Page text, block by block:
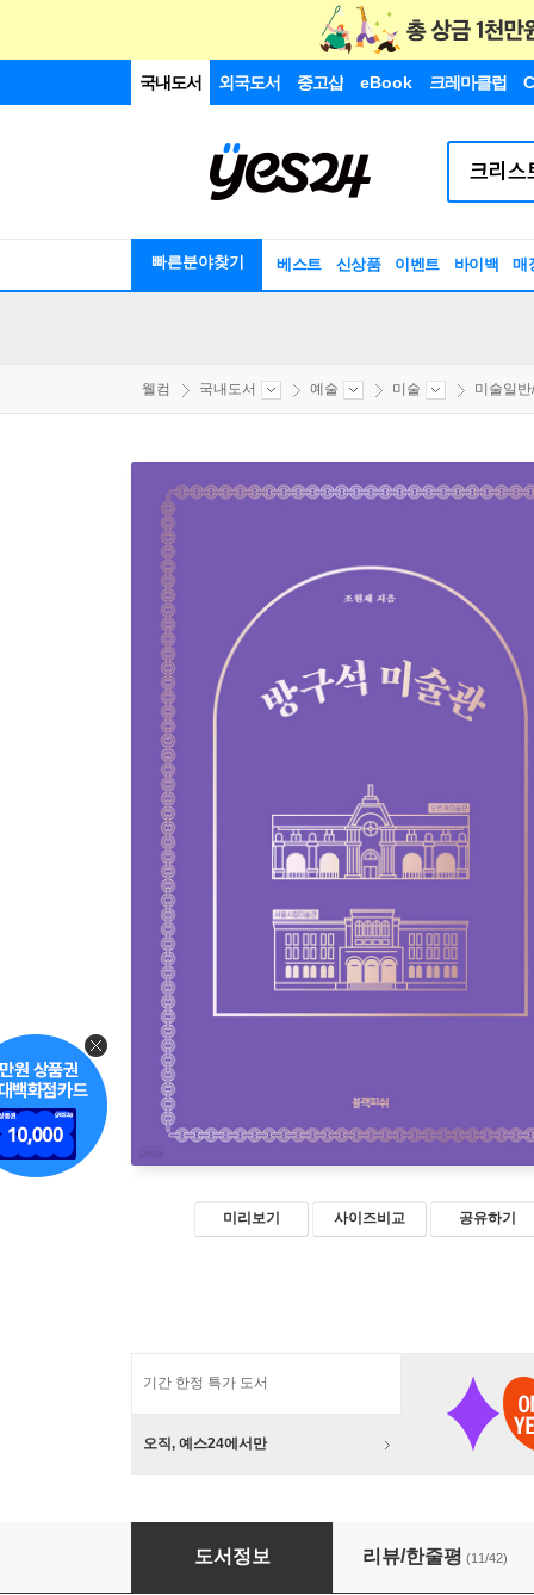
국내도서 외국도서 중고샵 eBook 크레마클럽
빠른분야찾기 베스트 신상품 이벤트 바이백 매
웰컴 국내도서 예술 미술 미술일
미리보기 사이즈비교 공유하기
기간 한정 특가 도서
오직, 예스24에서만
[예스리커버] 방구석 미술관 합본호
도서정보 리뷰/한줄평 (11/42)